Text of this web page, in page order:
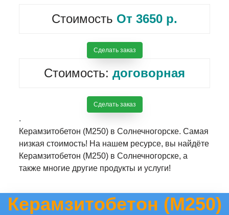
Cтоимость От 3650 р.
Сделать заказ
Cтоимость: договорная
Сделать заказ
.
Керамзитобетон (М250) в Солнечногорске. Самая
низкая стоимость! На нашем ресурсе, вы найдёте
Керамзитобетон (М250) в Солнечногорске, а
также многие другие продукты и услуги!
Керамзитобетон (М250)